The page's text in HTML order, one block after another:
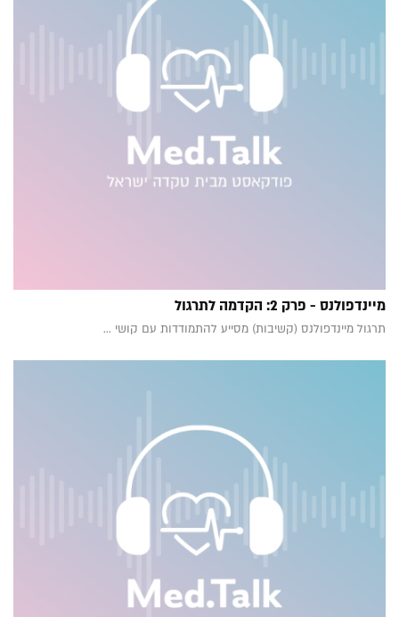
מיינדפולנס - פרק 2: הקדמה לתרגול
תרגול מיינדפולנס (קשיבות) מסייע להתמודדות עם קושי ...